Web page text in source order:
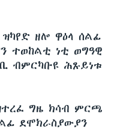
ዘሎ ዋዕላ ሰልፊ
ተወከልቲ ነቲ ወግዓዊ
ብምርካቡዩ ሕጹይነቱ
ግዜ ክሳብ ምርጫ
ደሞክራስያውያን